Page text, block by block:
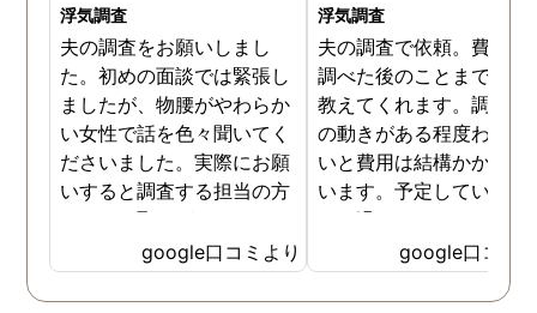
浮気調査
夫の調査をお願いしまし
た。初めの面談では緊張し
ましたが、物腰がやわらか
い女性で話を色々聞いてく
ださいました。実際にお願
いすると調査する担当の方
とのやり取りがメインで、
色々不安や心配な事の共有
をしてくれました。探偵の
方に依頼となると丸投げで
google口コミより
浮気調査
夫の調査で依頼。費用や
調べた後のことまで詳し
教えてくれます。調査対
の動きがある程度わから
いと費用は結構かかると
います。予定していた時
より過ぎてしまいました
が、そのまま調査してい
だき、しっかり証拠取れ
した。あ、もちろん過ぎ
google口コミ